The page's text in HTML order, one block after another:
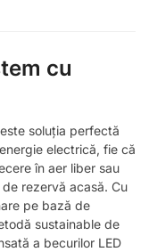
cu
soluția perfectă
electrică, fie că
în aer liber sau
rezervă acasă. Cu
pe bază de
sustainable de
a becurilor LED